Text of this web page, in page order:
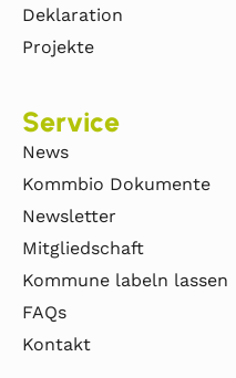
Deklaration
Projekte
Service
News
Kommbio Dokumente
Newsletter
Mitgliedschaft
Kommune labeln lassen
FAQs
Kontakt